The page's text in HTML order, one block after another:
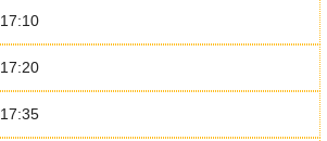
17:10
17:20
17:35